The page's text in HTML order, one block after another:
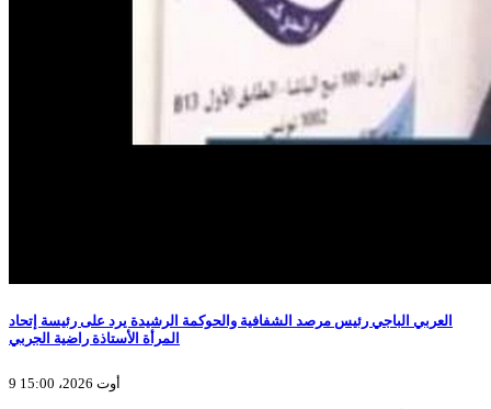
العربي الباجي رئيس مرصد الشفافية والحوكمة الرشيدة يرد على رئيسة إتحاد
المرأة الأستاذة راضية الجربي
9 أوت 2026، 15:00